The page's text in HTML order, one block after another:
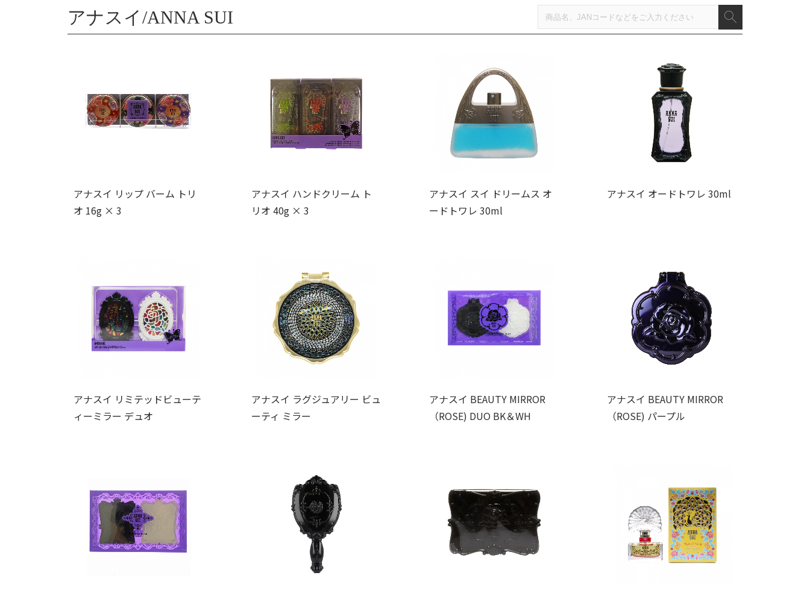
アナスイ/ANNA SUI
アナスイ リップ バーム トリ
オ 16g × 3
アナスイ ハンドクリーム ト
リオ 40g × 3
アナスイ スイ ドリームス オ
ードトワレ 30ml
アナスイ オードトワレ 30ml
アナスイ リミテッドビューテ
ィーミラー デュオ
アナスイ ラグジュアリー ビュ
ーティ ミラー
アナスイ BEAUTY MIRROR
（ROSE) DUO BK＆WH
アナスイ BEAUTY MIRROR
（ROSE) パープル